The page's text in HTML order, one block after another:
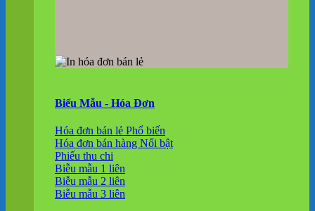
Biểu Mẫu - Hóa Đơn
Hóa đơn bán lẻ
Hóa đơn bán hàng
Phiếu thu chi
Biễu mẫu 1 liên
Biễu mẫu 2 liên
Biễu mẫu 3 liên